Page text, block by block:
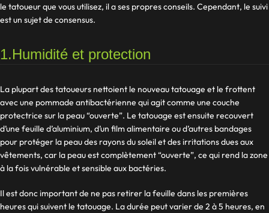
le tatoueur que vous utilisez, il a ses propres conseils. Cependant, le suivi
est un sujet de consensus.
1.Humidité et protection
La plupart des tatoueurs nettoient le nouveau tatouage et le frottent
avec une pommade antibactérienne qui agit comme une couche
protectrice sur la peau “ouverte”. Le tatouage est ensuite recouvert
d’une feuille d’aluminium, d’un film alimentaire ou d’autres bandages
pour protéger la peau des rayons du soleil et des irritations dues aux
vêtements, car la peau est complètement “ouverte”, ce qui rend la zone
à la fois vulnérable et sensible aux bactéries.
Il est donc important de ne pas retirer la feuille dans les premières
heures qui suivent le tatouage. La durée peut varier de 2 à 5 heures, en